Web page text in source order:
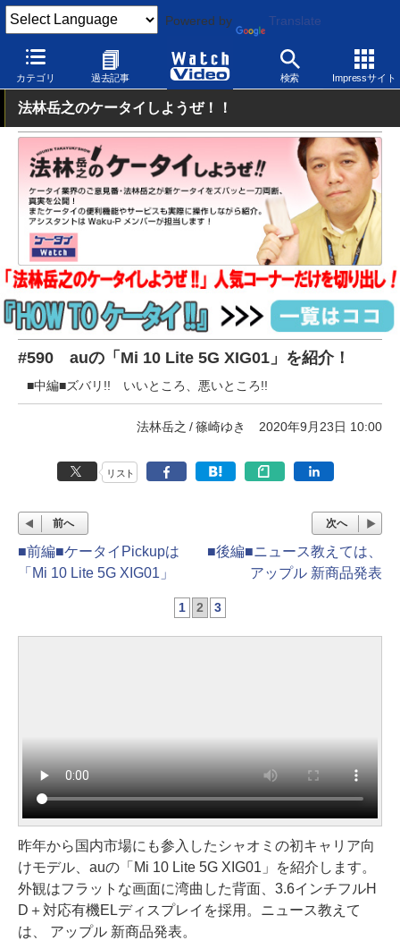
Powered by Translate
カテゴリ 過去記事 検索 Impressサイト
Watch Video モバイル スマートフォン Android
法林岳之のケータイしようぜ！！
#590 auの「Mi 10 Lite 5G XIG01」を紹介！
■中編■ズバリ!! いいところ、悪いところ!!
法林岳之 篠崎ゆき 2020年9月23日 10:00
リスト
前へ
■前編■ケータイPickupは
「Mi 10 Lite 5G XIG01」
次へ
■後編■ニュース教えては、
アップル 新商品発表
1 2 3
昨年から国内市場にも参入したシャオミの初キャリア向
けモデル、auの「Mi 10 Lite 5G XIG01」を紹介します。
外観はフラットな画面に湾曲した背面、3.6インチフルH
D＋対応有機ELディスプレイを採用。ニュース教えて
は、 アップル 新商品発表。